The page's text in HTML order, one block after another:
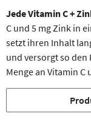
Jede Vitamin C +
C und 5 mg Zink in
setzt ihren Inhalt
und versorgt so
Menge an Vitamin C